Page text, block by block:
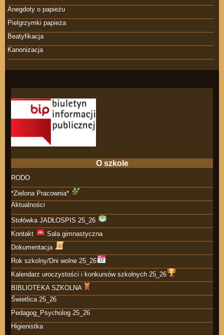
Anegdoty o papieżu
Pielgrzymki papieża
Beatyfikacja
Kanonizacja
O szkole
RODO
*Zielona Pracownia*
Aktualności
Stołówka JADŁOSPIS 25_26
Kontakt
Sala gimnastyczna
Dokumentacja
Rok szkolny/Dni wolne 25_26
Kalendarz uroczystości i konkursów szkolnych 25_26
BIBLIOTEKA SZKOLNA
Świetlica 25_26
Pedagog_Psycholog 25_26
Higienistka